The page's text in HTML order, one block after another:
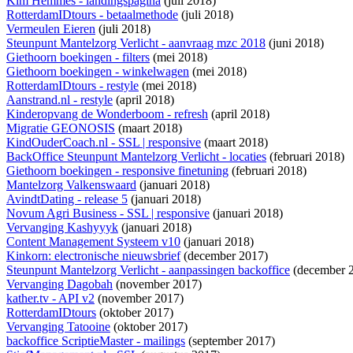
RotterdamIDtours - betaalmethode (juli 2018)
Vermeulen Eieren (juli 2018)
Steunpunt Mantelzorg Verlicht - aanvraag mzc 2018 (juni 2018)
Giethoorn boekingen - filters (mei 2018)
Giethoorn boekingen - winkelwagen (mei 2018)
RotterdamIDtours - restyle (mei 2018)
Aanstrand.nl - restyle (april 2018)
Kinderopvang de Wonderboom - refresh (april 2018)
Migratie GEONOSIS (maart 2018)
KindOuderCoach.nl - SSL | responsive (maart 2018)
BackOffice Steunpunt Mantelzorg Verlicht - locaties (februari 2018)
Giethoorn boekingen - responsive finetuning (februari 2018)
Mantelzorg Valkenswaard (januari 2018)
AvindtDating - release 5 (januari 2018)
Novum Agri Business - SSL | responsive (januari 2018)
Vervanging Kashyyyk (januari 2018)
Content Management Systeem v10 (januari 2018)
Kinkorn: electronische nieuwsbrief(december 2017)
Steunpunt Mantelzorg Verlicht - aanpassingen backoffice (december
Vervanging Dagobah (november 2017)
kather.tv - API v2 (november 2017)
RotterdamIDtours (oktober 2017)
Vervanging Tatooine (oktober 2017)
backoffice ScriptieMaster - mailings (september 2017)